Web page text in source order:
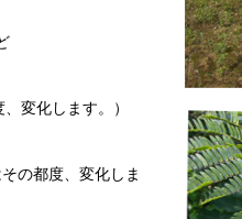
変化します。）
の都度、変化しま